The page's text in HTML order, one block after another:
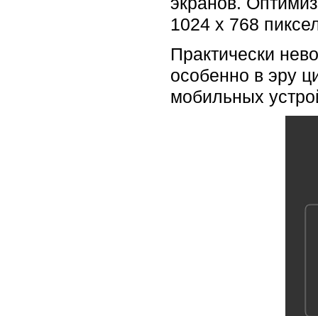
1024 x 768
Практически
особенно в эру
мобильных